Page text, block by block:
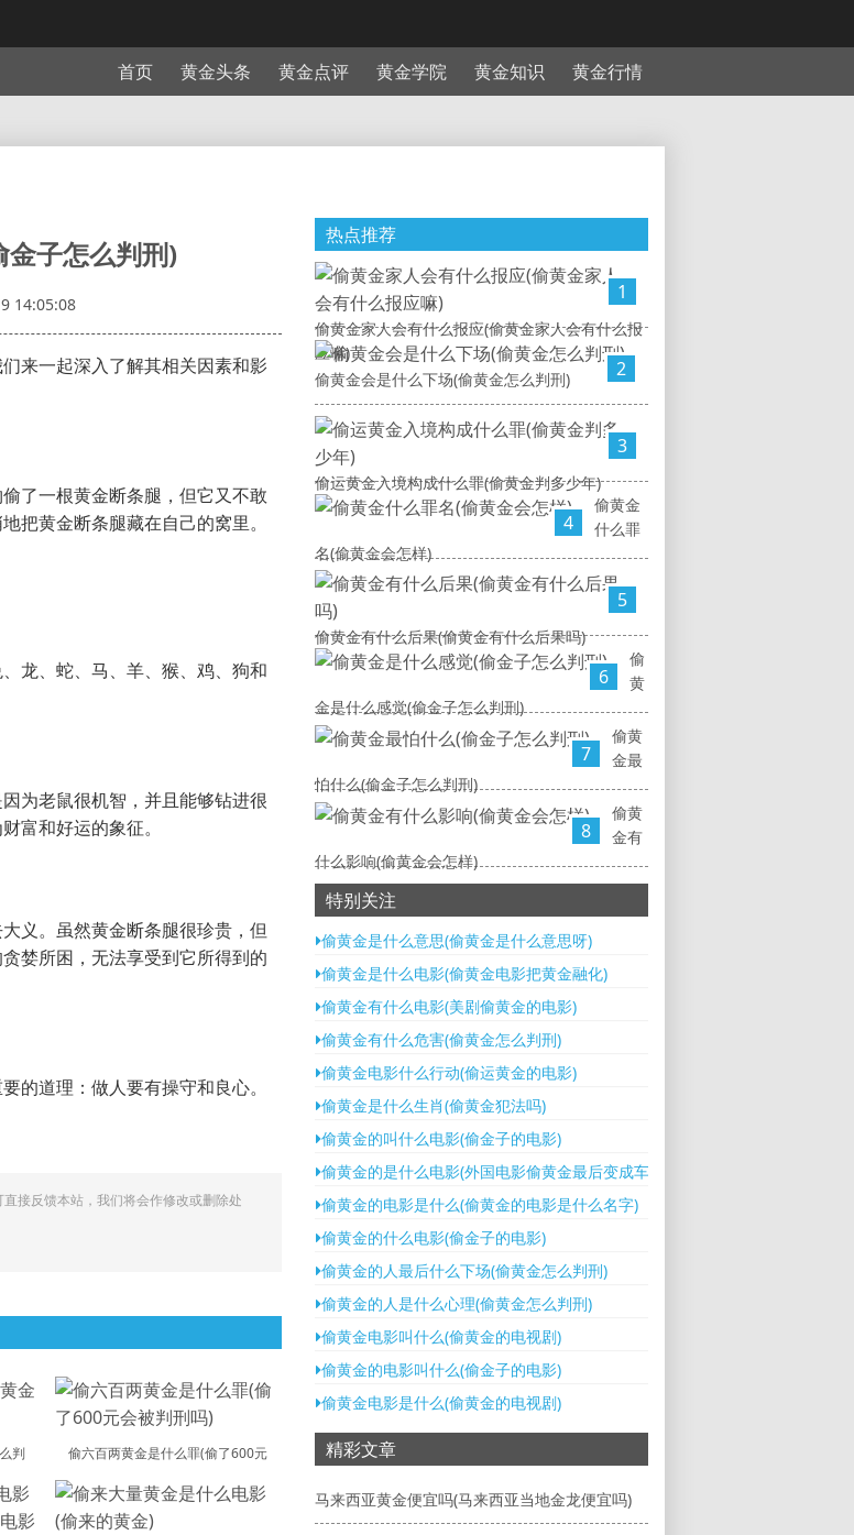
首页 黄金头条 黄金点评 黄金学院 黄金知识 黄金行情
子怎么判刑)
14:05:08
来一起深入了解其相关因素和影
了一根黄金断条腿，但它又不敢
把黄金断条腿藏在自己的窝里。
龙、蛇、马、羊、猴、鸡、狗和
为老鼠很机智，并且能够钻进很
富和好运的象征。
义。虽然黄金断条腿很珍贵，但
婪所困，无法享受到它所得到的
的道理：做人要有操守和良心。
接反馈本站，我们将会作修改或删除处
判 偷六百两黄金是什么罪(偷了600元
热点推荐
1
偷黄金家人会有什么报应(偷黄金家人会有什么报
应嘛)
2
偷黄金会是什么下场(偷黄金怎么判刑)
3
偷运黄金入境构成什么罪(偷黄金判多少年)
4
偷黄金
什么罪
名(偷黄金会怎样)
5
偷黄金有什么后果(偷黄金有什么后果吗)
6
偷
黄
金是什么感觉(偷金子怎么判刑)
7
偷黄
金最
怕什么(偷金子怎么判刑)
8
偷黄
金有
什么影响(偷黄金会怎样)
特别关注
偷黄金是什么意思(偷黄金是什么意思呀)
偷黄金是什么电影(偷黄金电影把黄金融化)
偷黄金有什么电影(美剧偷黄金的电影)
偷黄金有什么危害(偷黄金怎么判刑)
偷黄金电影什么行动(偷运黄金的电影)
偷黄金是什么生肖(偷黄金犯法吗)
偷黄金的叫什么电影(偷金子的电影)
偷黄金的是什么电影(外国电影偷黄金最后变成车)
偷黄金的电影是什么(偷黄金的电影是什么名字)
偷黄金的什么电影(偷金子的电影)
偷黄金的人最后什么下场(偷黄金怎么判刑)
偷黄金的人是什么心理(偷黄金怎么判刑)
偷黄金电影叫什么(偷黄金的电视剧)
偷黄金的电影叫什么(偷金子的电影)
偷黄金电影是什么(偷黄金的电视剧)
精彩文章
马来西亚黄金便宜吗(马来西亚当地金龙便宜吗)